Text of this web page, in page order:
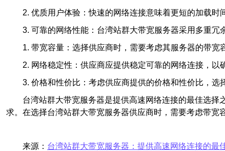
2. 优质用户体验：快速的网络连接意味着更短的加载
3. 可靠的网络性能：台湾站群大带宽服务器采用多重冗
1. 带宽容量：选择供应商时，需要考虑其服务器的带
2. 网络稳定性：供应商应提供稳定可靠的网络连接，
3. 价格和性价比：考虑供应商提供的价格和性价比，选
台湾站群大带宽服务器是提供高速网络连接的最佳选
求。在选择台湾站群大带宽服务器供应商时，需要考虑带宽
来源： 台湾站群大带宽服务器：提供高速网络连接的最